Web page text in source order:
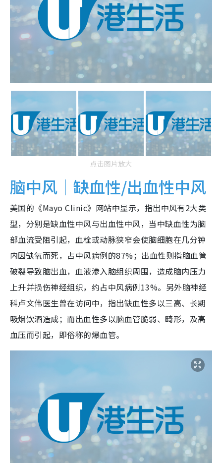
点击图片放大
脑中风｜缺血性/出血性中风
美国的《Mayo Clinic》网站中显示，指出中风有2大类
型，分别是缺血性中风与出血性中风，当中缺血性为脑
部血流受阻引起，血栓或动脉狭窄会使脑细胞在几分钟
内因缺氧而死，占中风病例的87%；出血性则指脑血管
破裂导致脑出血，血液渗入脑组织周围，造成脑内压力
上升并损伤神经组织，约占中风病例13%。另外脑神经
科卢文伟医生曾在访问中，指出缺血性多以三高、长期
吸烟饮酒造成；而出血性多以脑血管脆弱、畸形，及高
血压而引起，即俗称的爆血管。